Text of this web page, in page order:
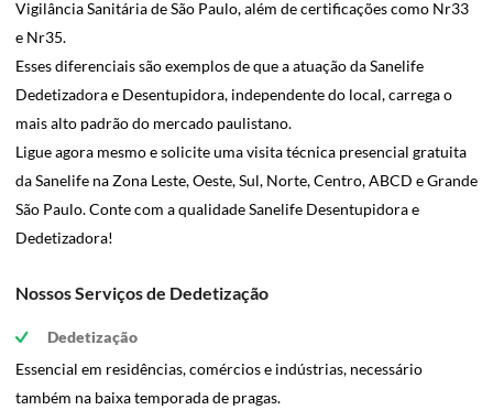
Vigilância Sanitária de São Paulo, além de certificações como Nr33
e Nr35.
Esses diferenciais são exemplos de que a atuação da Sanelife
Dedetizadora e Desentupidora, independente do local, carrega o
mais alto padrão do mercado paulistano.
Ligue agora mesmo e solicite uma visita técnica presencial gratuita
da Sanelife na Zona Leste, Oeste, Sul, Norte, Centro, ABCD e Grande
São Paulo. Conte com a qualidade Sanelife Desentupidora e
Dedetizadora!
Nossos Serviços de Dedetização
Dedetização
Essencial em residências, comércios e indústrias, necessário
também na baixa temporada de pragas.